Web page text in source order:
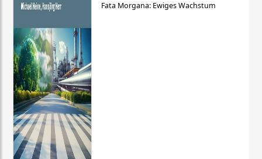
Fata Morgana: Ewiges Wachstum